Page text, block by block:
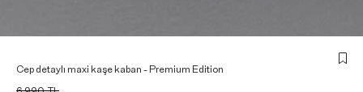
Cep detaylı maxi kaşe kaban - Premium Edition